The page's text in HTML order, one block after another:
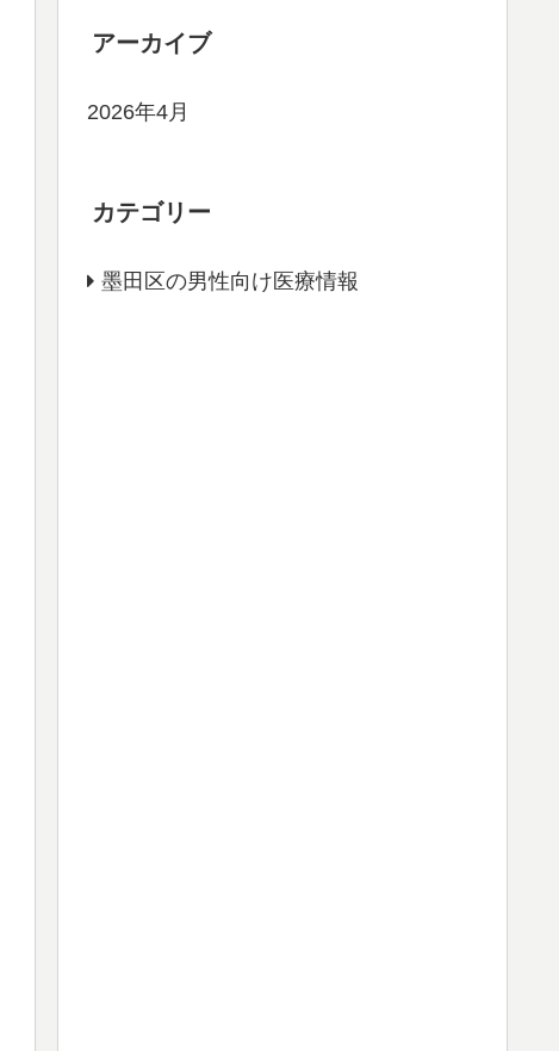
アーカイブ
2026年4月
カテゴリー
墨田区の男性向け医療情報